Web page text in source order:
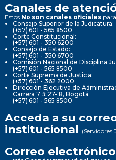
Canales de
Estos No son canales oficiales
Consejo Superior de la Judicatura:
(+57) 601 - 565 8500
Corte Constitucional:
(+57) 601 - 350 6200
Consejo de Estado:
(+57) 601 - 350 6700
Comisión Nacional de Disciplina
(+57) 601 - 565 8500
Corte Suprema de Justicia:
(+57) 601 - 362 2000
Dirección Ejecutiva de
Carrera 7 # 27-18, Bogotá
(+57) 601 - 565 8500
Acceda a su
institucional (Servidores
Correo